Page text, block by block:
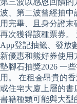
第三波以感恩回饋的
波、第二波曾經抽中
用完畢、且身分證
再次獲得該種票券。
App登記抽籤、發放
新優惠和熊好券使用
墊腳石抽獎2026 一
用。 在租金昂貴的
或住宅大廈上層的書
書籍種類可能與大型